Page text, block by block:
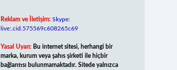
Reklam ve İletişim: Skype:
live:.cid.575569c608265c69
Yasal Uyarı: Bu internet sitesi, herhangi bir
marka, kurum veya şahıs şirketi ile hiçbir
bağlantısı bulunmamaktadır. Sitede yalnızca